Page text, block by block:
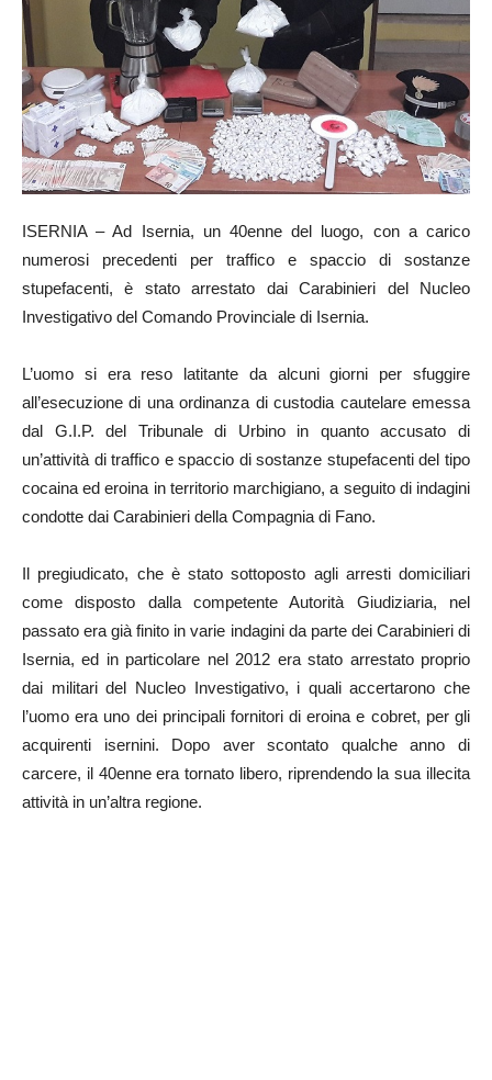
ISERNIA – Ad Isernia, un 40enne del luogo, con a carico
numerosi precedenti per traffico e spaccio di sostanze
stupefacenti, è stato arrestato dai Carabinieri del Nucleo
Investigativo del Comando Provinciale di Isernia.
L’uomo si era reso latitante da alcuni giorni per sfuggire
all’esecuzione di una ordinanza di custodia cautelare emessa
dal G.I.P. del Tribunale di Urbino in quanto accusato di
un’attività di traffico e spaccio di sostanze stupefacenti del tipo
cocaina ed eroina in territorio marchigiano, a seguito di indagini
condotte dai Carabinieri della Compagnia di Fano.
Il pregiudicato, che è stato sottoposto agli arresti domiciliari
come disposto dalla competente Autorità Giudiziaria, nel
passato era già finito in varie indagini da parte dei Carabinieri di
Isernia, ed in particolare nel 2012 era stato arrestato proprio
dai militari del Nucleo Investigativo, i quali accertarono che
l’uomo era uno dei principali fornitori di eroina e cobret, per gli
acquirenti isernini. Dopo aver scontato qualche anno di
carcere, il 40enne era tornato libero, riprendendo la sua illecita
attività in un’altra regione.